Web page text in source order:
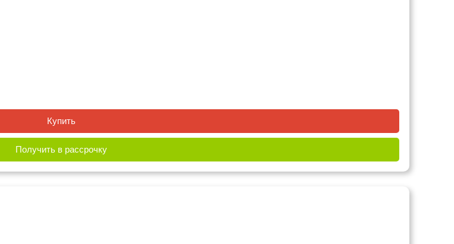
Купить
Получить в рассрочку